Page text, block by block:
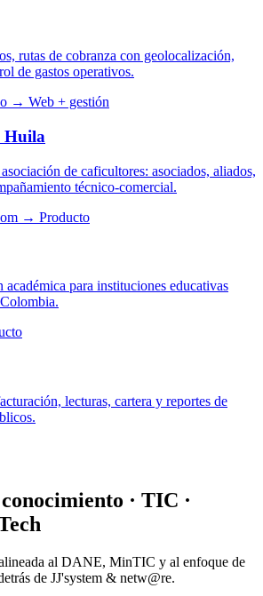
rutas de cobranza con geolocalización,
de gastos operativos.
→ Web + gestión
Huila
de caficultores: asociados, aliados,
técnico-comercial.
→ Producto
académica para instituciones educativas
lecturas, cartera y reportes de
· TIC ·
al DANE, MinTIC y al enfoque de
de JJ'system & netw@re.